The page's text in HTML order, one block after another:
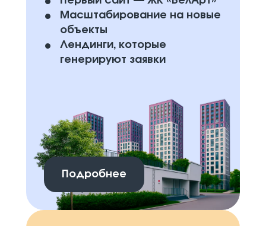
Масштабирование на новые
объекты
Лендинги, которые
генерируют заявки
Подробнее